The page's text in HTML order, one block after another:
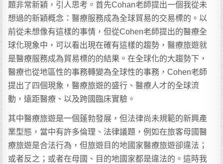
題非常新穎，引人思考。首先Cohan老師提出一個我從未
想過的新穎概念：醫療服務成為全球貿易的交易標的。以
前從未想像有這樣的事情，但從Cohen老師提出的醫療全
球化現象中，可以看出現在確有這樣的趨勢，醫療旅遊就
是醫療服務成為貿易標的的結果。在全球化的大趨勢下，
醫療也從地區性的事務轉變為全球性的事務，Cohen老師
提出了四個現象，醫療旅遊的盛行、醫療人才的全球流
動，遠距醫療、以及跨國臨床實驗。
其中醫療旅遊是一個蓬勃發展，但法律尚未規範的新興產
業型態，當中有許多倫理、法律議題，例如在旅客母國醫
療旅遊是合法行為，但旅遊目的地國家醫療旅遊卻違法；
或者反之；或者在母國、目的地國家都是違法的。這時我